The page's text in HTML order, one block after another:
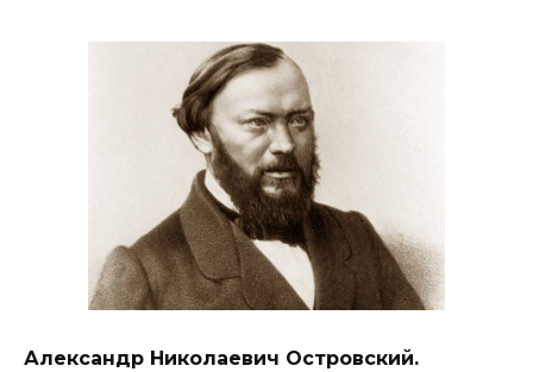
Александр Николаевич Островский.